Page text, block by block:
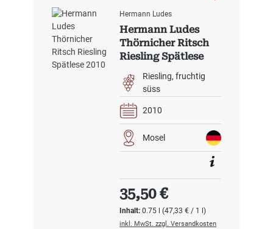
Hermann Ludes
Hermann Ludes
Thörnicher Ritsch
Riesling Spätlese
Riesling fruchtig
süss
2010
Mosel
Inhalt:0.75 l(47,33 € / 1 l)
Regulärer Preis:
35,50 €
inkl. MwSt. zzgl. Versandkosten